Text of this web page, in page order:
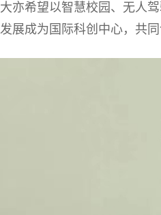
亦希望以智慧校园、无人
展成为国际科创中心，共同